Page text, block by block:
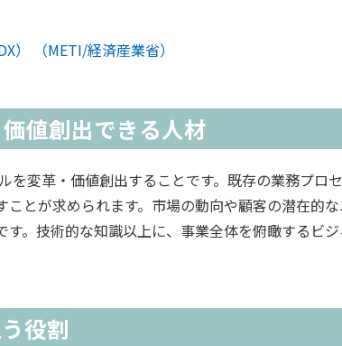
） （METI/経済産業省）
値創出できる人材
を変革・価値創出することです。既存の業務プロ
とが求められます。市場の動向や顧客の潜在的
。技術的な知識以上に、事業全体を俯瞰するビ
役割